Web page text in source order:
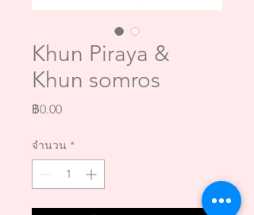
Khun Piraya &
Khun somros
฿0.00ราคา
จำนวน *